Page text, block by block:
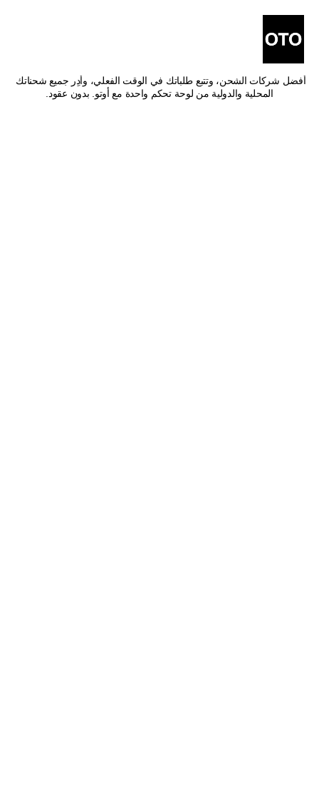
المحلية والدولية من لوحة تحكم واحدة مع أوتو. بدون عقود.